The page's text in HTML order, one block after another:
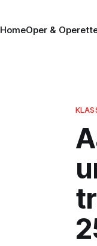
HomeOper &